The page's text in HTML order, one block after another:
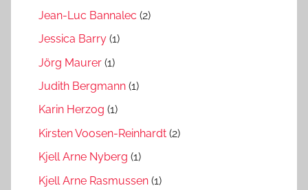
Jean-Luc Bannalec (2)
Jessica Barry (1)
Jörg Maurer (1)
Judith Bergmann (1)
Karin Herzog (1)
Kirsten Voosen-Reinhardt (2)
Kjell Arne Nyberg (1)
Kjell Arne Rasmussen (1)